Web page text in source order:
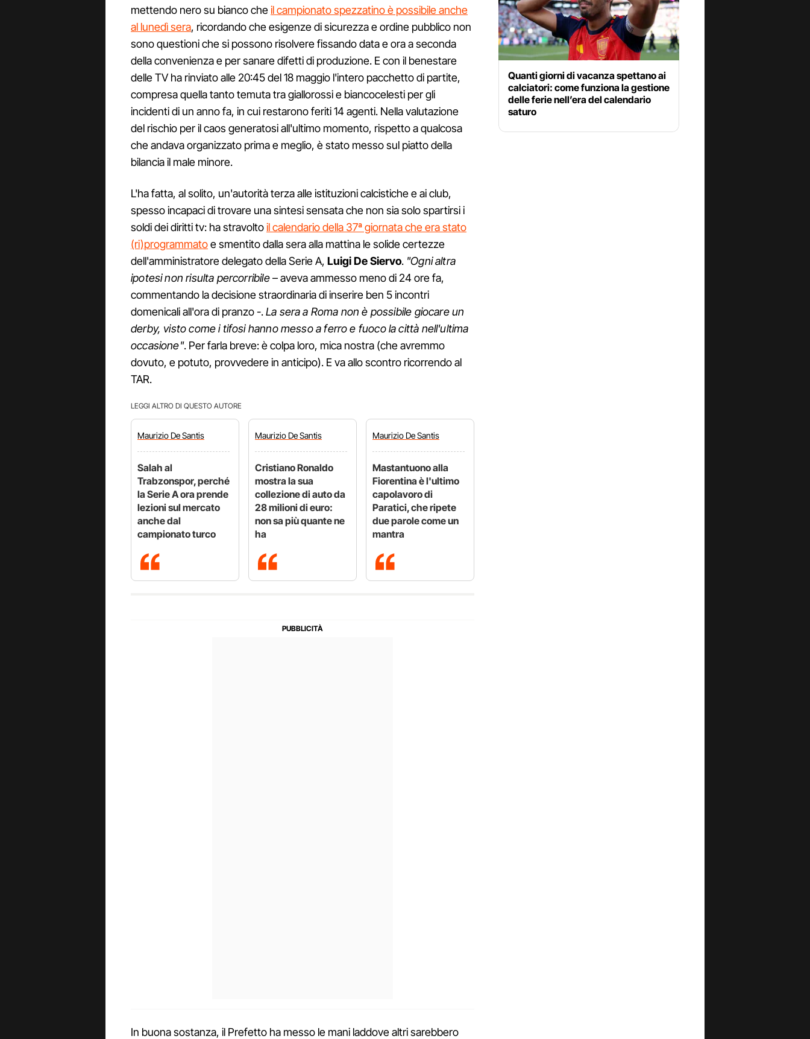
mettendo nero su bianco cheil campionato spezzatino è possibile anche
al lunedì sera, ricordando che esigenze di sicurezza e ordine pubblico non
sono questioni che si possono risolvere fissando data e ora a seconda
della convenienza e per sanare difetti di produzione. E con il benestare
delle TV ha rinviato alle 20:45 del 18 maggio l'intero pacchetto di partite,
compresa quella tanto temuta tra giallorossi e biancocelesti per gli
incidenti di un anno fa, in cui restarono feriti 14 agenti. Nella valutazione
del rischio per il caos generatosi all'ultimo momento, rispetto a qualcosa
che andava organizzato prima e meglio, è stato messo sul piatto della
bilancia il male minore.
L'ha fatta, al solito, un'autorità terza alle istituzioni calcistiche e ai club,
spesso incapaci di trovare una sintesi sensata che non sia solo spartirsi i
soldi dei diritti tv: ha stravoltoil calendario della 37ª giornata che era stato
(ri)programmatoe smentito dalla sera alla mattina le solide certezze
dell'amministratore delegato della Serie A, Luigi De Siervo. "Ogni altra
ipotesi non risulta percorribile– aveva ammesso meno di 24 ore fa,
commentando la decisione straordinaria di inserire ben 5 incontri
domenicali all'ora di pranzo -.La sera a Roma non è possibile giocare un
derby, visto come i tifosi hanno messo a ferro e fuoco la città nell'ultima
occasione". Per farla breve: è colpa loro, mica nostra (che avremmo
dovuto, e potuto, provvedere in anticipo). E va allo scontro ricorrendo al
TAR.
LEGGI ALTRO DI QUESTO AUTORE
MaurizioDe Santis
Salah al
Trabzonspor, perché
la Serie A ora prende
lezioni sul mercato
anche dal
campionato turco
MaurizioDe Santis
Cristiano Ronaldo
mostra la sua
collezione di auto da
28 milioni di euro:
non sa più quante ne
ha
MaurizioDe Santis
Mastantuono alla
Fiorentina è l'ultimo
capolavoro di
Paratici, che ripete
due parole come un
mantra
In buona sostanza, il Prefetto ha messo le mani laddove altri sarebbero
Quanti giorni di vacanza spettano ai
calciatori: come funziona la gestione
delle ferie nell’era del calendario
saturo